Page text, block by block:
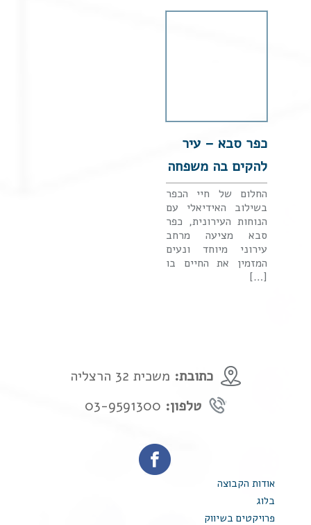
כפר סבא – עיר
להקים בה משפחה
החלום של חיי הכפר
בשילוב האידיאלי עם
הנוחות העירונית, כפר
סבא מציעה מרחב
עירוני מיוחד ונעים
המזמין את החיים בו
[…]
כתובת: משכית 32 הרצליה
טלפון:
אודות הקבוצה
בלוג
פרויקטים בשיווק